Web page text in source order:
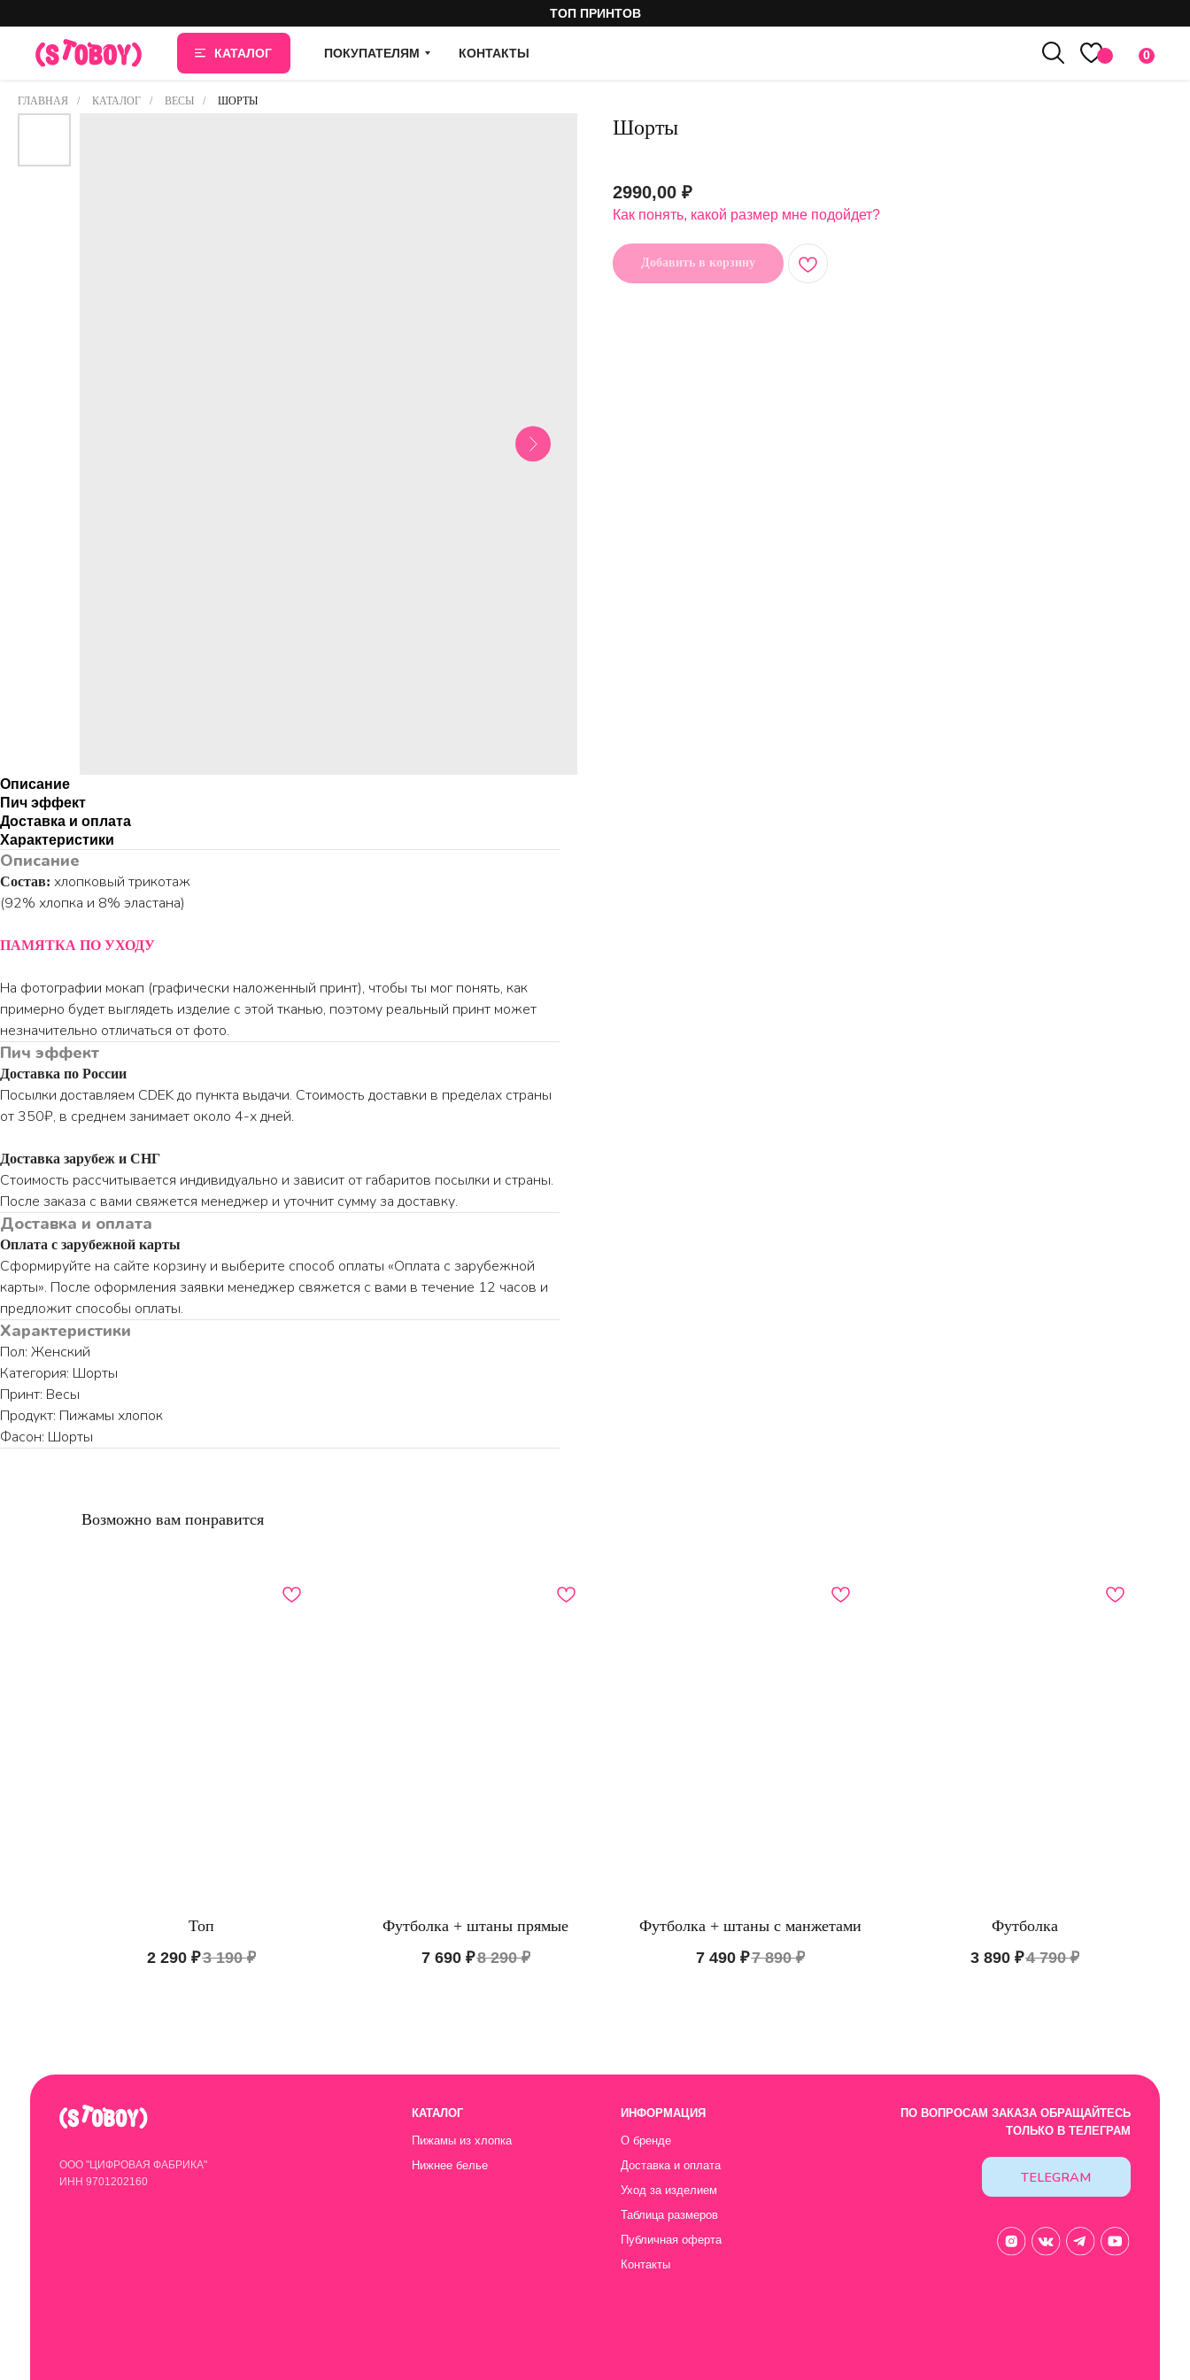
ПОКУПАТЕЛЯМ КОНТАКТЫ 0
КАТАЛОГ
ТОП ПРИНТОВ
ГЛАВНАЯ / КАТАЛОГ / ВЕСЫ / ШОРТЫ
Шорты
2990,00 ₽
Как понять, какой размер мне подойдет?
Добавить в корзину
Описание
Пич эффект
Доставка и оплата
Характеристики
Описание
Состав: хлопковый трикотаж
(92% хлопка и 8% эластана)
ПАМЯТКА ПО УХОДУ
На фотографии мокап (графически наложенный принт), чтобы ты мог понять, как
примерно будет выглядеть изделие с этой тканью, поэтому реальный принт может
незначительно отличаться от фото.
Пич эффект
Доставка по России
Посылки доставляем CDEK до пункта выдачи. Стоимость доставки в пределах страны
от 350₽, в среднем занимает около 4-х дней.
Доставка зарубеж и СНГ
Стоимость рассчитывается индивидуально и зависит от габаритов посылки и страны.
После заказа с вами свяжется менеджер и уточнит сумму за доставку.
Доставка и оплата
Оплата с зарубежной карты
Сформируйте на сайте корзину и выберите способ оплаты «Оплата с зарубежной
карты». После оформления заявки менеджер свяжется с вами в течение 12 часов и
предложит способы оплаты.
Характеристики
Пол: Женский
Категория: Шорты
Принт: Весы
Продукт: Пижамы хлопок
Фасон: Шорты
Возможно вам понравится
Топ
2 290 ₽3 190 ₽
Футболка + штаны прямые
7 690 ₽8 290 ₽
Футболка + штаны с манжетами
7 490 ₽7 890 ₽
Футболка
3 890 ₽4 790 ₽
Доставка и оплата
Нижнее белье